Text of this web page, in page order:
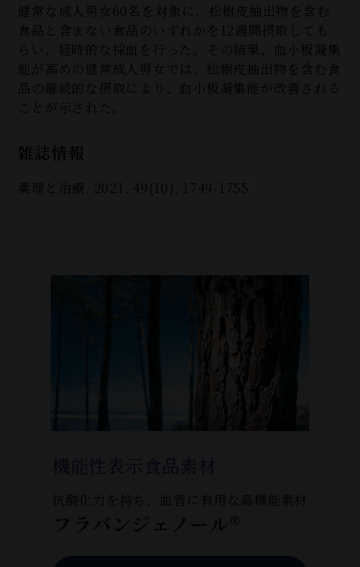
健常な成人男女60名を対象に、松樹皮抽出物を含む
食品と含まない食品のいずれかを12週間摂取しても
らい、経時的な採血を行った。その結果、血小板凝集
能が高めの健常成人男女では、松樹皮抽出物を含む食
品の継続的な摂取により、血小板凝集能が改善される
ことが示された。
雑誌情報
薬理と治療, 2021, 49(10), 1749-1755
機能性表示食品素材
抗酸化力を持ち、血管に有用な高機能素材
フラバンジェノール®